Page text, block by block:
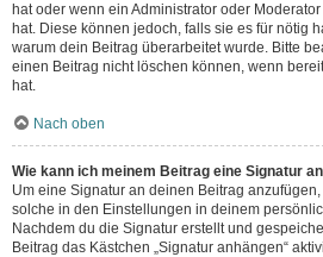
hat oder wenn ein Administrator oder
hat. Diese können jedoch, falls sie es für nötig
warum dein Beitrag überarbeitet wurde. Bitte
einen Beitrag nicht löschen können, wenn
hat.
Nach oben
Wie kann ich meinem Beitrag eine Signatur
Um eine Signatur an deinen Beitrag
solche in den Einstellungen in deinem
Nachdem du die Signatur erstellt und
Beitrag das Kästchen „Signatur anhängen“